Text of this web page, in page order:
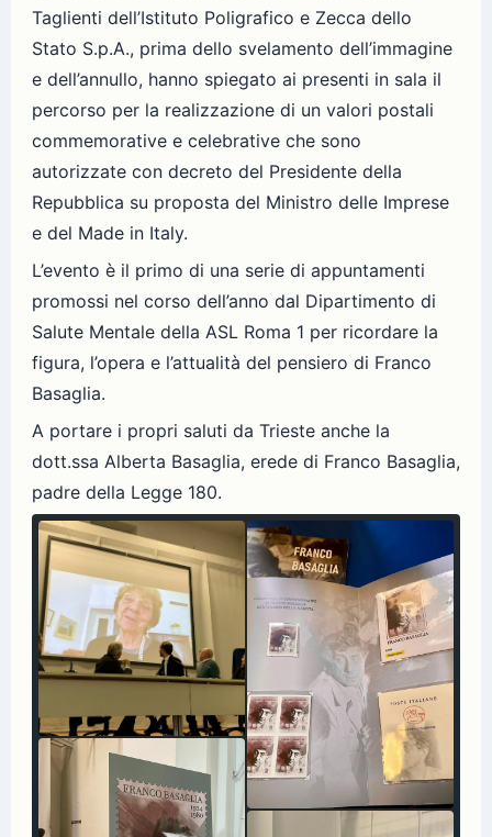
Taglienti dell’Istituto Poligrafico e Zecca dello
Stato S.p.A., prima dello svelamento dell’immagine
e dell’annullo, hanno spiegato ai presenti in sala il
percorso per la realizzazione di un valori postali
commemorative e celebrative che sono
autorizzate con decreto del Presidente della
Repubblica su proposta del Ministro delle Imprese
e del Made in Italy.
L’evento è il primo di una serie di appuntamenti
promossi nel corso dell’anno dal Dipartimento di
Salute Mentale della ASL Roma 1 per ricordare la
figura, l’opera e l’attualità del pensiero di Franco
Basaglia.
A portare i propri saluti da Trieste anche la
dott.ssa Alberta Basaglia, erede di Franco Basaglia,
padre della Legge 180.